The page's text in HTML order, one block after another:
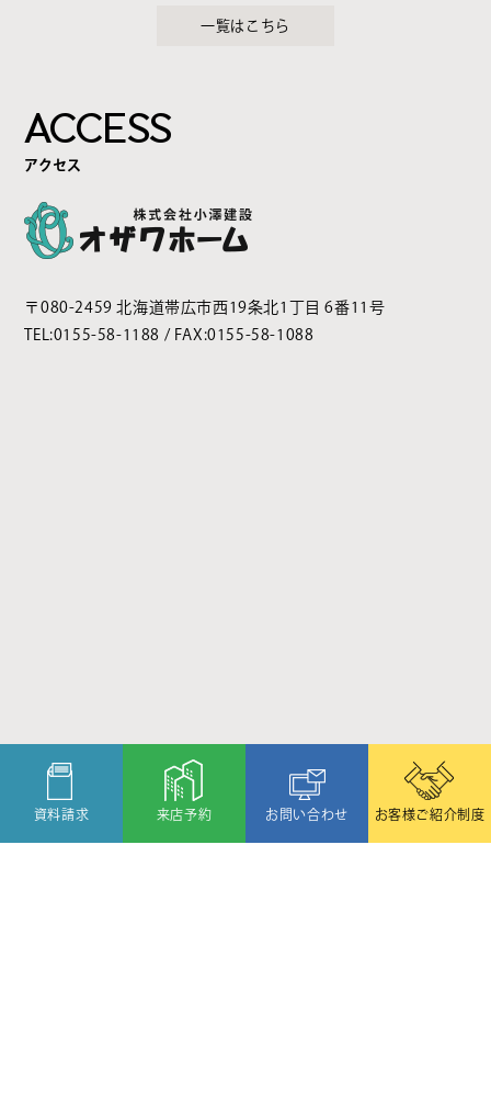
資料請求 来店予約 お問い合わせ お客様ご紹介制度
一覧はこちら
ACCESS
アクセス
〒080-2459 北海道帯広市西19条北1丁目 6番11号
TEL:0155-58-1188 / FAX:0155-58-1088